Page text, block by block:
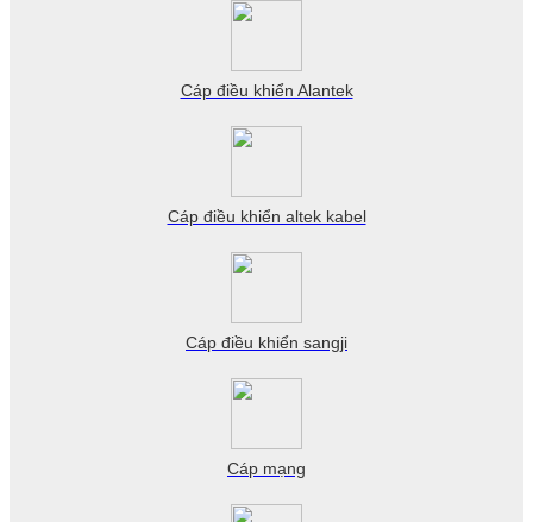
Cáp điều khiển Alantek
Cáp điều khiển altek kabel
Cáp điều khiển sangji
Cáp mạng